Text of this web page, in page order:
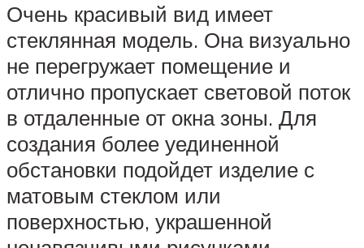
Очень красивый вид имеет
стеклянная модель. Она визуально
не перегружает помещение и
отлично пропускает световой поток
в отдаленные от окна зоны. Для
создания более уединенной
обстановки подойдет изделие с
матовым стеклом или
поверхностью, украшенной